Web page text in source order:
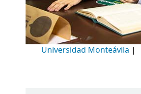
Universidad Monteávila |